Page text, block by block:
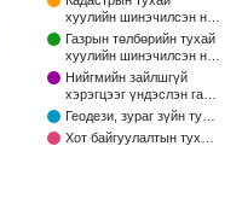
хуулийн шинэчилсэн н…
Газрын төлбөрийн тухай
хуулийн шинэчилсэн н…
Нийгмийн зайлшгүй
хэрэгцээг үндэслэн га…
Геодези, зураг зүйн ту…
Хот байгуулалтын тух…